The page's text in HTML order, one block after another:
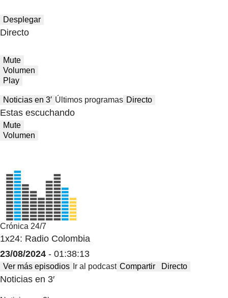
Desplegar
Directo
Mute
Volumen
Play
Noticias en 3′ Últimos programas Directo
Estas escuchando
Mute
Volumen
Crónica 24/7
1x24: Radio Colombia
23/08/2024 - 01:38:13
Ver más episodios Ir al podcast Compartir Directo
Noticias en 3′